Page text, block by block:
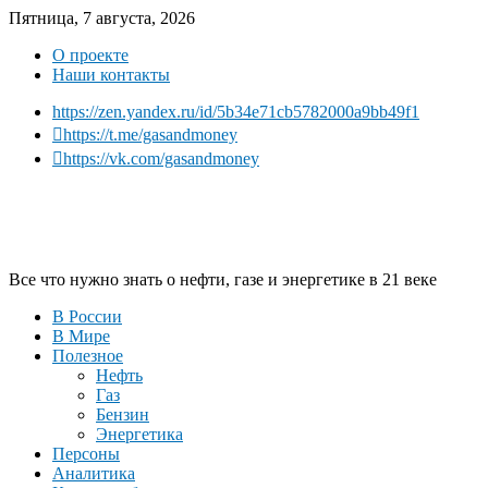
Пятница, 7 августа, 2026
О проекте
Наши контакты
https://zen.yandex.ru/id/5b34e71cb5782000a9bb49f1
https://t.me/gasandmoney
https://vk.com/gasandmoney
Все что нужно знать о нефти, газе и энергетике в 21 веке
В России
В Мире
Полезное
Нефть
Газ
Бензин
Энергетика
Персоны
Аналитика